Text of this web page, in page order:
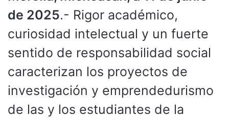
de 2025.- Rigor académico,
curiosidad intelectual y un fuerte
sentido de responsabilidad social
caracterizan los proyectos de
investigación y emprendedurismo
de las y los estudiantes de la